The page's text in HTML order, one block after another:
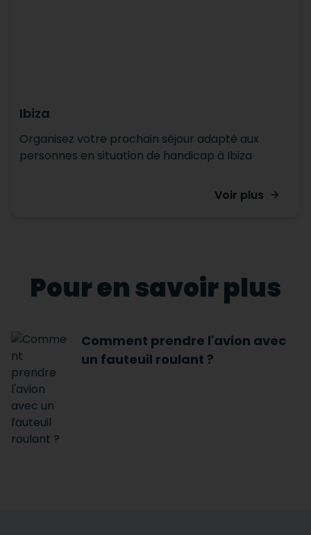
Ibiza
Organisez votre prochain séjour adapté aux
personnes en situation de handicap à Ibiza
Voir plus
Pour en savoir plus
Comment prendre l'avion avec
un fauteuil roulant ?